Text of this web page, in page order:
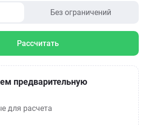
Без ограничений
Рассчитать
предварительную
для расчета